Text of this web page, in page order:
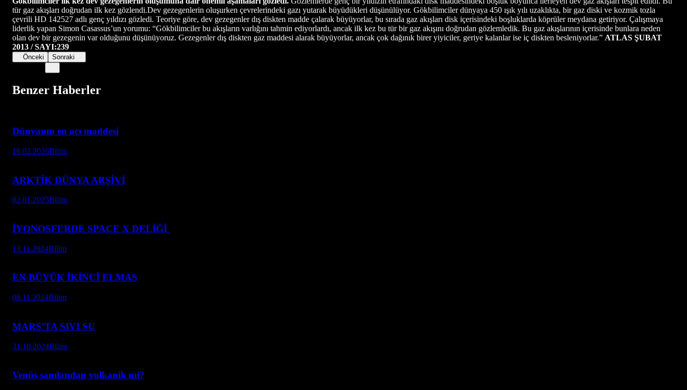
tür gaz akışları doğrudan ilk kez gözlendi.Dev gezegenlerin oluşurken çevrelerindeki gazı yutarak büyüdükleri düşünülüyor. Gökbilimciler dünyaya 450 ışık yılı uzaklıkta, bir gaz diski ve kozmik tozla
çevrili HD 142527 adlı genç yıldızı gözledi. Teoriye göre, dev gezegenler dış diskten madde çalarak büyüyorlar, bu sırada gaz akışları disk içerisindeki boşluklarda köprüler meydana getiriyor. Çalışmaya
liderlik yapan Simon Casassus’un yorumu: “Gökbilimciler bu akışların varlığını tahmin ediyorlardı, ancak ilk kez bu tür bir gaz akışını doğrudan gözlemledik. Bu gaz akışlarının içerisinde bunlara neden
olan dev bir gezegenin var olduğunu düşünüyoruz. Gezegenler dış diskten gaz maddesi alarak büyüyorlar, ancak çok dağınık birer yiyiciler, geriye kalanlar ise iç diskten besleniyorlar.” ATLAS ŞUBAT
2013 / SAYI:239
Önceki Sonraki
Benzer Haberler
Dünyanın en acı maddesi
16.02.2026Bilim
ARKTİK DÜNYA ARŞİVİ
02.01.2025Bilim
İYONOSFERDE SPACE X DELİĞİ
13.11.2024Bilim
EN BÜYÜK İKİNCİ ELMAS
08.11.2024Bilim
MARS’TA SIVI SU
31.10.2024Bilim
Venüs sanılandan volkanik mi?